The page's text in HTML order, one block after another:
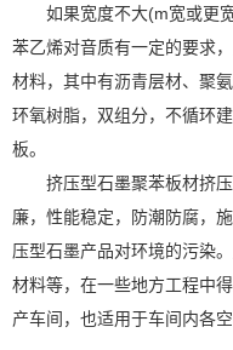
如果宽度不大(m宽或更
苯乙烯对音质有一定的要求
材料，其中有沥青层材、聚
环氧树脂，双组分，不循环
板。
挤压型石墨聚苯板材挤
廉，性能稳定，防潮防腐，
压型石墨产品对环境的污染
材料等，在一些地方工程中
产车间，也适用于车间内各